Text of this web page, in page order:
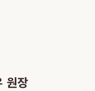
원장